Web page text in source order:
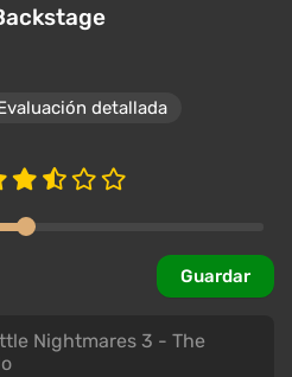
detallada
Guardar